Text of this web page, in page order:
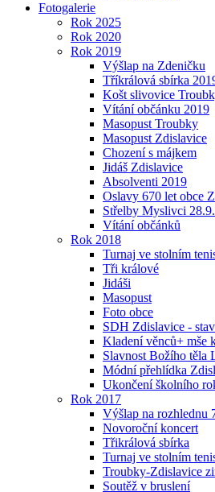
Fotogalerie
Rok 2025
Rok 2020
Rok 2019
Výšlap na Zdeničku
Tříkrálová sbírka
Košt slivovice
Vítání občánku 2019
Masopust Troubky
Masopust Zdislavice
Chození s májkem
Jidáš Zdislavice
Absolventi 2019
Oslavy 670 let obce
Střelby Myslivci
Vítání občánků
Rok 2018
Turnaj ve stolním
Tři králové
Jidáši
Masopust
Foto obce
SDH Zdislavice -
Kladení věnců+ mše
Slavnost Božího těla
Módní přehlídka
Ukončení školního
Rok 2017
Výšlap na rozhlednu
Novoroční koncert
Třikrálová sbírka
Turnaj ve stolním
Troubky-Zdislavice
Soutěž v bruslení